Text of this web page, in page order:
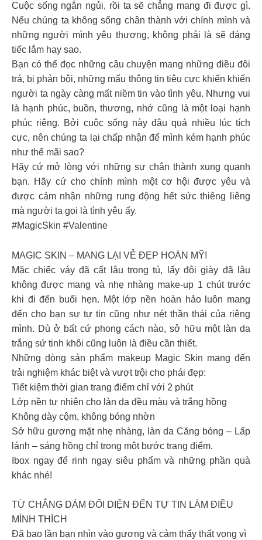
Cuộc sống ngắn ngủi, rồi ta sẽ chẳng mang đi được gì.
Nếu chúng ta không sống chân thành với chính mình và
những người mình yêu thương, không phải là sẽ đáng
tiếc lắm hay sao.
Bạn có thể đọc những câu chuyện mang những điều đôi
trá, bị phản bội, những mẩu thông tin tiêu cực khiến khiến
người ta ngày càng mất niềm tin vào tình yêu. Nhưng vui
là hạnh phúc, buồn, thương, nhớ cũng là một loại hạnh
phúc riêng. Bởi cuộc sống này đâu quá nhiều lúc tích
cực, nên chúng ta lại chấp nhận để mình kém hạnh phúc
như thế mãi sao?
Hãy cứ mở lòng với những sự chân thành xung quanh
bạn. Hãy cứ cho chính mình một cơ hội được yêu và
được cảm nhận những rung động hết sức thiêng liêng
mà người ta gọi là tình yêu ấy.
#MagicSkin #Valentine
MAGIC SKIN – MANG LẠI VẺ ĐẸP HOÀN MỸ!
Mặc chiếc váy đã cất lâu trong tủ, lấy đôi giày đã lâu
không được mang và nhẹ nhàng make-up 1 chút trước
khi đi đến buổi hẹn. Một lớp nền hoàn hảo luôn mang
đến cho bạn sự tự tin cũng như nét thần thái của riêng
mình. Dù ở bất cứ phong cách nào, sở hữu một làn da
trắng sứ tinh khôi cũng luôn là điều cần thiết.
Những dòng sản phẩm makeup Magic Skin mang đến
trải nghiệm khác biệt và vượt trội cho phái đẹp:
Tiết kiệm thời gian trang điểm chỉ với 2 phút
Lớp nền tự nhiên cho làn da đều màu và trắng hồng
Không dày cộm, không bóng nhờn
Sở hữu gương mặt nhẹ nhàng, làn da Căng bóng – Lấp
lánh – sáng hồng chỉ trong một bước trang điểm.
Ibox ngay để rinh ngay siêu phẩm và những phần quà
khác nhé!
TỪ CHẮNG DÁM ĐỐI DIỆN ĐẾN TỰ TIN LÀM ĐIỀU
MÌNH THÍCH
Đã bao lần bạn nhìn vào gương và cảm thấy thất vọng vì